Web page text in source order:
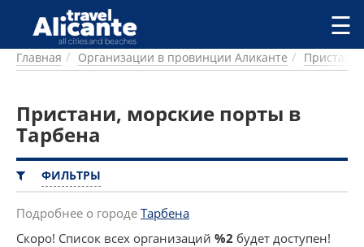
Перейти к основному содержанию
ГОРОДА
ПИТАНИЕ
ПРОЖИВАНИЕ
ПЛЯЖИ
ДОСТОПРИМЕЧАТЕЛЬНОСТИ
КЕМПИНГ
КОМАРКИ (РАЙОНЫ)
РЕЦЕПТЫ
☰
Главная Организации в провинции Аликанте
Пристани, морские порты в
Тарбена
ФИЛЬТРЫ
Подробнее о городе Тарбена
Скоро! Список всех организаций %2 будет доступен!